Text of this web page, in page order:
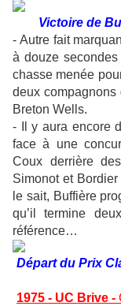
Victoire de
- Autre fait
à douze
chasse menée
deux compagnons
Breton Wells.
- Il y aura encore
face à une
Coux derrière
Simonot et
le sait, Buffière
qu’il termine
référence…
Départ du Prix
1975 - UC Brive -